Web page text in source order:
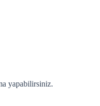
yapabilirsiniz.